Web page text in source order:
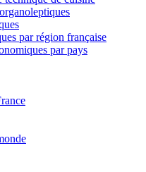
par région française
par pays